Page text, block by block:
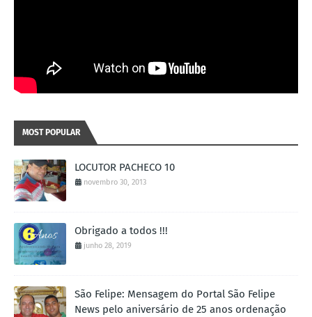
MOST POPULAR
LOCUTOR PACHECO 10
novembro 30, 2013
Obrigado a todos !!!
junho 28, 2019
São Felipe: Mensagem do Portal São Felipe
News pelo aniversário de 25 anos ordenação